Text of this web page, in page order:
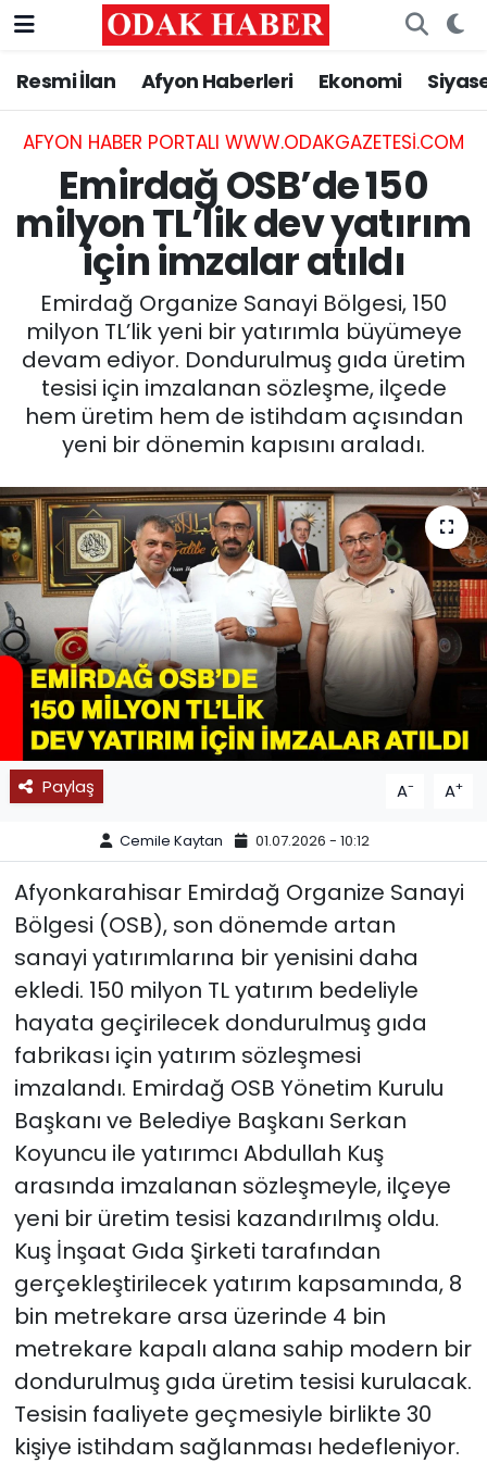
Resmi İlan Afyon Haberleri Ekonomi
AFYON HABER PORTALI WWW.ODAKGAZETESI.COM
Emirdağ OSB’de 150
milyon TL’lik dev yatırım
için imzalar atıldı
Emirdağ Organize Sanayi Bölgesi, 150
milyon TL’lik yeni bir yatırımla büyümeye
devam ediyor. Dondurulmuş gıda üretim
tesisi için imzalanan sözleşme, ilçede
hem üretim hem de istihdam açısından
yeni bir dönemin kapısını araladı.
Paylaş A- A+
Cemile Kaytan 01.07.2026 - 10:12
Afyonkarahisar Emirdağ Organize Sanayi
Bölgesi (OSB), son dönemde artan
sanayi yatırımlarına bir yenisini daha
ekledi. 150 milyon TL yatırım bedeliyle
hayata geçirilecek dondurulmuş gıda
fabrikası için yatırım sözleşmesi
imzalandı. Emirdağ OSB Yönetim Kurulu
Başkanı ve Belediye Başkanı Serkan
Koyuncu ile yatırımcı Abdullah Kuş
arasında imzalanan sözleşmeyle, ilçeye
yeni bir üretim tesisi kazandırılmış oldu.
Kuş İnşaat Gıda Şirketi tarafından
gerçekleştirilecek yatırım kapsamında, 8
bin metrekare arsa üzerinde 4 bin
metrekare kapalı alana sahip modern bir
dondurulmuş gıda üretim tesisi kurulacak.
Tesisin faaliyete geçmesiyle birlikte 30
kişiye istihdam sağlanması hedefleniyor.
AFYONKARAHİSAR HABERLERİ
Resmi İlan
ASAYİŞ
GÜNCEL
SİYASET
EĞİTİM
MAGAZİN
SPOR
11:11 MANŞET
Nöbetçi Eczaneler
Hava Durumu
Trafik Durumu
Süper Lig Puan Durumu ve Fikstür
Tüm Manşetler
Son Dakika Haberleri
Haber Arşivi